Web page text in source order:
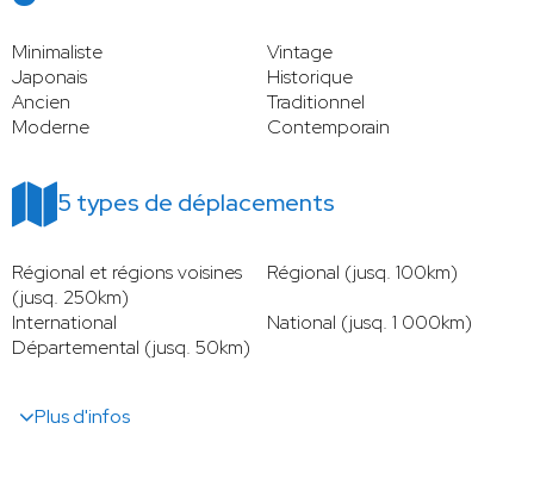
Minimaliste
Vintage
Japonais
Historique
Ancien
Traditionnel
Moderne
Contemporain
5 types de déplacements
Régional et régions voisines
(jusq. 250km)
Régional (jusq. 100km)
International
National (jusq. 1 000km)
Départemental (jusq. 50km)
Plus d'infos